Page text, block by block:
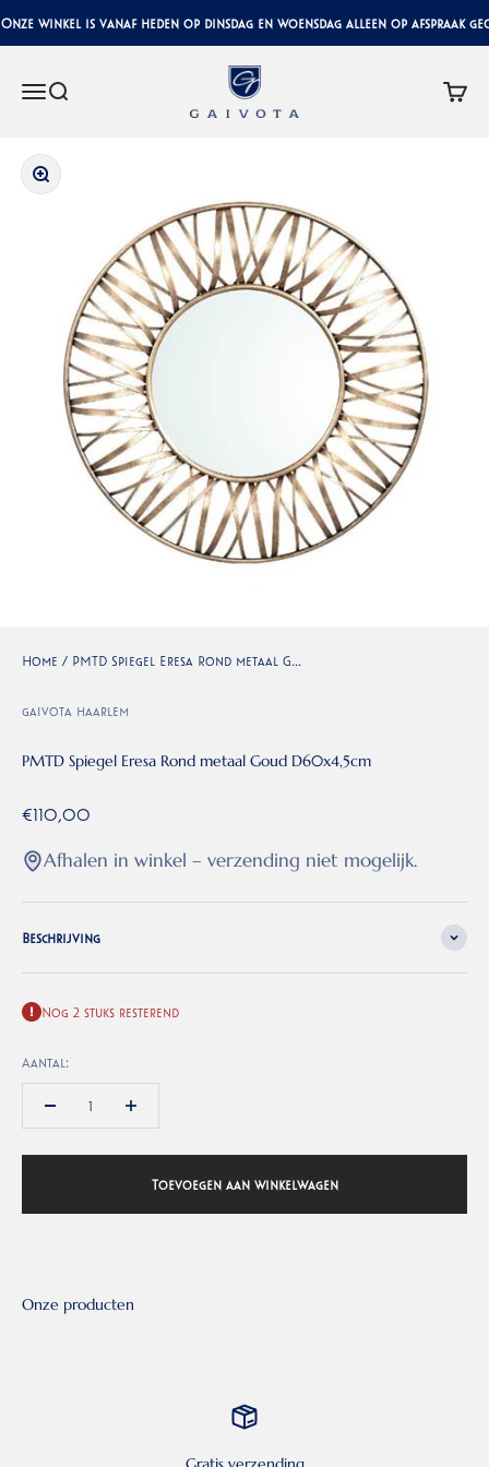
winkel is vanaf heden op dinsdag en woensdag alleen op afspraak
MenuZoeken
Gaivota Luxury Interiors
In-/uitzoomen
Home / PMTD Spiegel Eresa Rond metaal G...
gaivota haarlem
PMTD Spiegel Eresa Rond metaal Goud D60x4,5cm
Aanbiedingsprijs
€110,00
Afhalen in winkel – verzending niet mogelijk.
Beschrijving
Nog 2 stuks resterend
Aantal:
Toevoegen aan winkelwagen